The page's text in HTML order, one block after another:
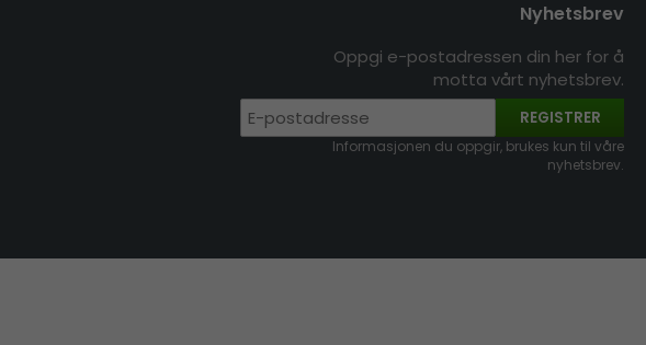
Nyhetsbrev
Oppgi e-postadressen din her for å
motta vårt nyhetsbrev.
REGISTRER
Informasjonen du oppgir, brukes kun til våre
nyhetsbrev.